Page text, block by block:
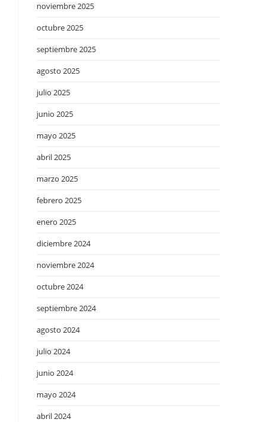
noviembre 2025
octubre 2025
septiembre 2025
agosto 2025
julio 2025
junio 2025
mayo 2025
abril 2025
marzo 2025
febrero 2025
enero 2025
diciembre 2024
noviembre 2024
octubre 2024
septiembre 2024
agosto 2024
julio 2024
junio 2024
mayo 2024
abril 2024